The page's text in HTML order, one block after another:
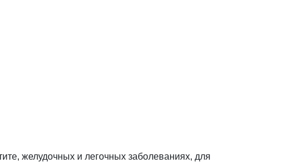
желудочных и легочных заболеваниях, для